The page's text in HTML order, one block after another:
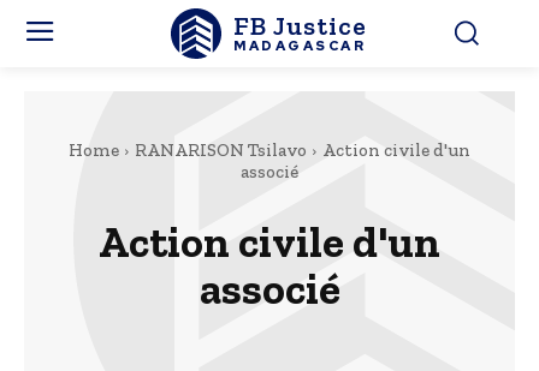
FB Justice
MADAGASCAR
Home RANARISON Tsilavo
Action civile d'un
associé
Action civile d'un
associé